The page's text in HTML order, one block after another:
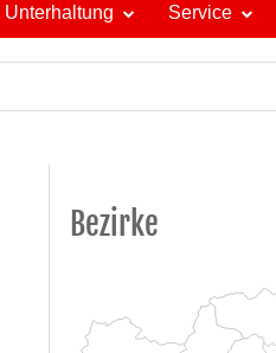
Unterhaltung Service
Bezirke